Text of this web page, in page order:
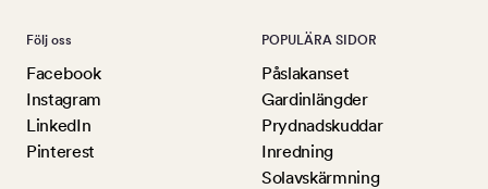
Följ oss
Facebook
Instagram
LinkedIn
Pinterest
POPULÄRA SIDOR
Påslakanset
Gardinlängder
Prydnadskuddar
Inredning
Solavskärmning